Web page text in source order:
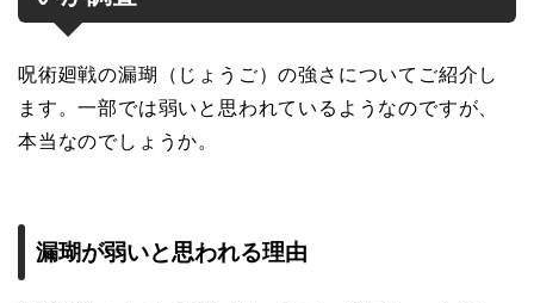
呪術廻戦の漏瑚（じょうご）の強さについてご紹介し
ます。一部では弱いと思われているようなのですが、
本当なのでしょうか。
漏瑚が弱いと思われる理由